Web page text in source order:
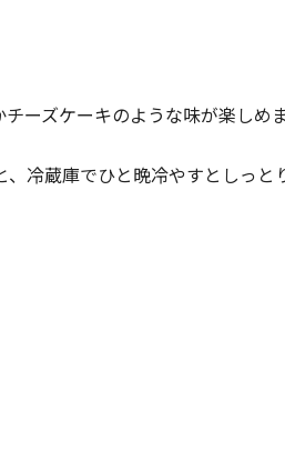
ーズケーキのような味が楽しめ
冷蔵庫でひと晩冷やすとしっと